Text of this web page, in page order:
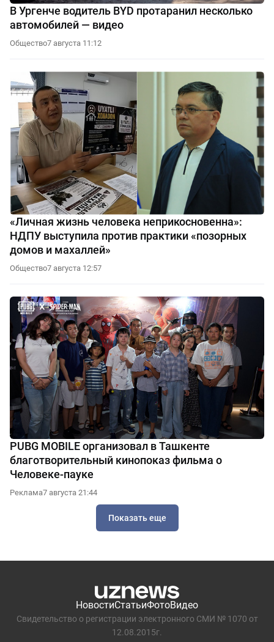
В Ургенче водитель BYD протаранил несколько
автомобилей — видео
Общество7 августа 11:12
«Личная жизнь человека неприкосновенна»:
НДПУ выступила против практики «позорных
домов и махаллей»
Общество7 августа 12:57
PUBG MOBILE организовал в Ташкенте
благотворительный кинопоказ фильма о
Человеке-пауке
Реклама7 августа 21:44
Показать еще
НовостиСтатьиФотоВидео
Свидетельство о регистрации электронного СМИ № 1070 от
12.08.2015г.